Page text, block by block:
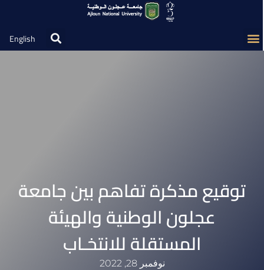
English
توقيع مذكرة تفاهم بين جامعة
عجلون الوطنية والهيئة
المستقلة للانتخـاب
نوفمبر 28, 2022